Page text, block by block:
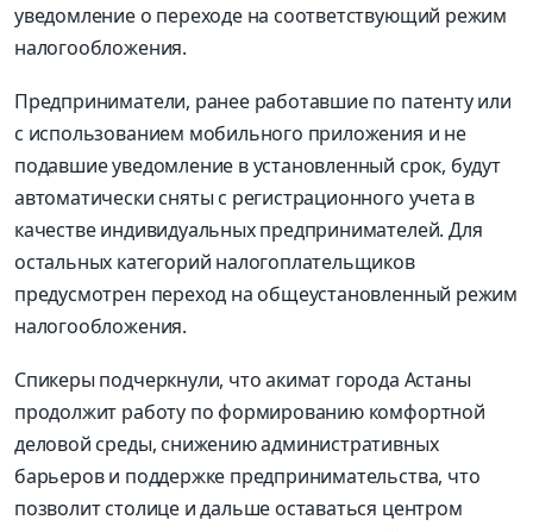
уведомление о переходе на соответствующий режим
налогообложения.
Предприниматели, ранее работавшие по патенту или
с использованием мобильного приложения и не
подавшие уведомление в установленный срок, будут
автоматически сняты с регистрационного учета в
качестве индивидуальных предпринимателей. Для
остальных категорий налогоплательщиков
предусмотрен переход на общеустановленный режим
налогообложения.
Спикеры подчеркнули, что акимат города Астаны
продолжит работу по формированию комфортной
деловой среды, снижению административных
барьеров и поддержке предпринимательства, что
позволит столице и дальше оставаться центром